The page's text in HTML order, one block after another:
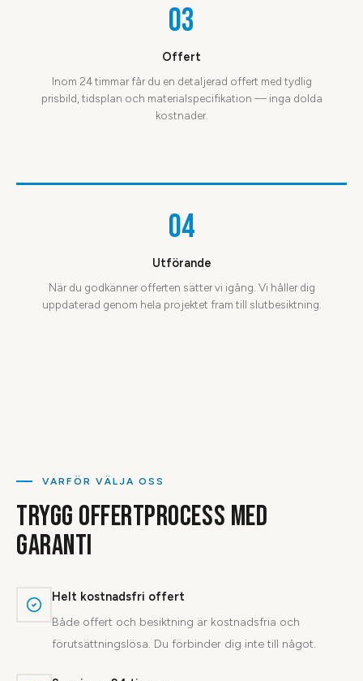
03
Offert
Inom 24 timmar får du en detaljerad offert med tydlig
prisbild, tidsplan och materialspecifikation — inga dolda
kostnader.
04
Utförande
När du godkänner offerten sätter vi igång. Vi håller dig
uppdaterad genom hela projektet fram till slutbesiktning.
VARFÖR VÄLJA OSS
TRYGG OFFERTPROCESS MED
GARANTI
Helt kostnadsfri offert
Både offert och besiktning är kostnadsfria och
förutsättningslösa. Du förbinder dig inte till något.